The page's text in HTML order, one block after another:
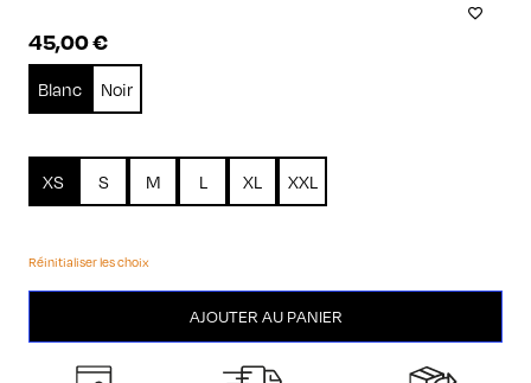
45,00€
Blanc Noir
XS S M L XL XXL
Réinitialiser les choix
AJOUTER AU PANIER